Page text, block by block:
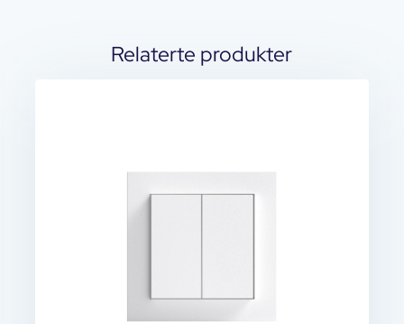
Relaterte produkter